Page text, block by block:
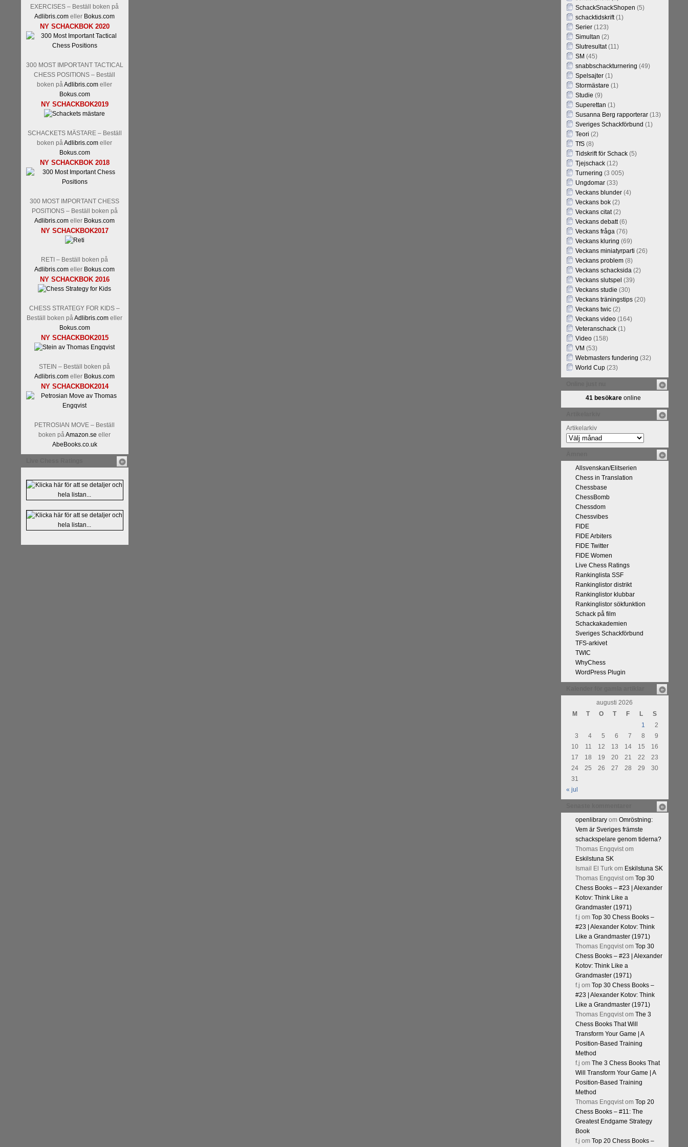
EXERCISES – Beställ boken på
Adlibris.com eller Bokus.com
NY SCHACKBOK 2020
300 MOST IMPORTANT TACTICAL
CHESS POSITIONS – Beställ
boken påAdlibris.com eller
Bokus.com
NY SCHACKBOK2019
SCHACKETS MÄSTARE – Beställ
boken påAdlibris.com eller
Bokus.com
NY SCHACKBOK 2018
300 MOST IMPORTANT CHESS
POSITIONS – Beställ boken på
Adlibris.com eller Bokus.com
NY SCHACKBOK2017
RETI – Beställ boken på
Adlibris.com eller Bokus.com
NY SCHACKBOK 2016
CHESS STRATEGY FOR KIDS –
Beställ boken påAdlibris.com eller
Bokus.com
NY SCHACKBOK2015
STEIN – Beställ boken på
Adlibris.com eller Bokus.com
NY SCHACKBOK2014
PETROSIAN MOVE – Beställ
boken påAmazon.se eller
AbeBooks.co.uk
SchackSnackShopen (5)
schacktidskrift(1)
Serier(123)
Simultan (2)
Slutresultat(11)
SM (45)
snabbschackturnering (49)
Spelsajter(1)
Stormästare (1)
Studie (9)
Superettan (1)
Susanna Berg rapporterar(13)
Sveriges Schackförbund (1)
Teori (2)
TfS(8)
Tidskrift för Schack(5)
Tjejschack(12)
Turnering (3 005)
Ungdomar(33)
Veckans blunder(4)
Veckans bok(2)
Veckans citat(2)
Veckans debatt(6)
Veckans fråga(76)
Veckans kluring (69)
Veckans miniatyrparti (26)
Veckans problem(8)
Veckans schacksida(2)
Veckans slutspel (39)
Veckans studie (30)
Veckans träningstips(20)
Veckans twic(2)
Veckans video(164)
Veteranschack(1)
Video(158)
VM (53)
Webmasters fundering (32)
World Cup(23)
41 besökareonline
Artikelarkiv
Allsvenskan/Elitserien
Chess in Translation
Chessbase
ChessBomb
Chessdom
Chessvibes
FIDE
FIDE Arbiters
FIDE Twitter
FIDE Women
Live Chess Ratings
Rankinglista SSF
Rankinglistor distrikt
Rankinglistor klubbar
Rankinglistor sökfunktion
Schack på film
Schackakademien
Sveriges Schackförbund
TFS-arkivet
TWIC
WhyChess
WordPress Plugin
augusti 2026
M
T O T F L
S
1
2
3
4 5 6 7 8
9
10
11 12 13 14 15
16
17
18 19 20 21 22
23
24
25 26 27 28 29
30
31
« jul
openlibraryom Omröstning:
Vem är Sveriges främste
schackspelare genom tiderna?
Thomas Engqvistom
Eskilstuna SK
Ismail El Turkom Eskilstuna SK
Thomas Engqvistom Top 30
Chess Books – #23 | Alexander
Kotov: Think Like a
Grandmaster (1971)
f.j om Top 30 Chess Books –
#23 | Alexander Kotov: Think
Like a Grandmaster (1971)
Thomas Engqvistom Top 30
Chess Books – #23 | Alexander
Kotov: Think Like a
Grandmaster (1971)
f.j om Top 30 Chess Books –
#23 | Alexander Kotov: Think
Like a Grandmaster (1971)
Thomas Engqvistom The 3
Chess Books That Will
Transform Your Game | A
Position-Based Training
Method
f.j om The 3 Chess Books That
Will Transform Your Game | A
Position-Based Training
Method
Thomas Engqvistom Top 20
Chess Books – #11: The
Greatest Endgame Strategy
Book
f.j om Top 20 Chess Books –